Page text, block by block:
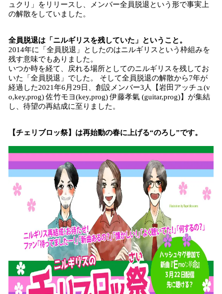
ュクリ」をリリースし、メンバー全員脱退という形で事実上
の解散をしていました。
全員脱退は「ニルギリスを残していた」ということ。
2014年に「全員脱退」としたのはニルギリスという枠組みを
残す意味でもありました。
いつか時を経て、戻れる場所としてのニルギリスを残してお
いた「全員脱退」でした。 そして全員脱退の解散から7年が
経過した2021年6月29日、創設メンバー3人【岩田アッチュ(v
o,key,prog) 佐竹モヨ(key,prog) 伊藤孝氣 (guitar,prog)】が集結
し、待望の再結成に至りました。
【チェリブロッ祭】は再始動の春に上げる“のろし”です。